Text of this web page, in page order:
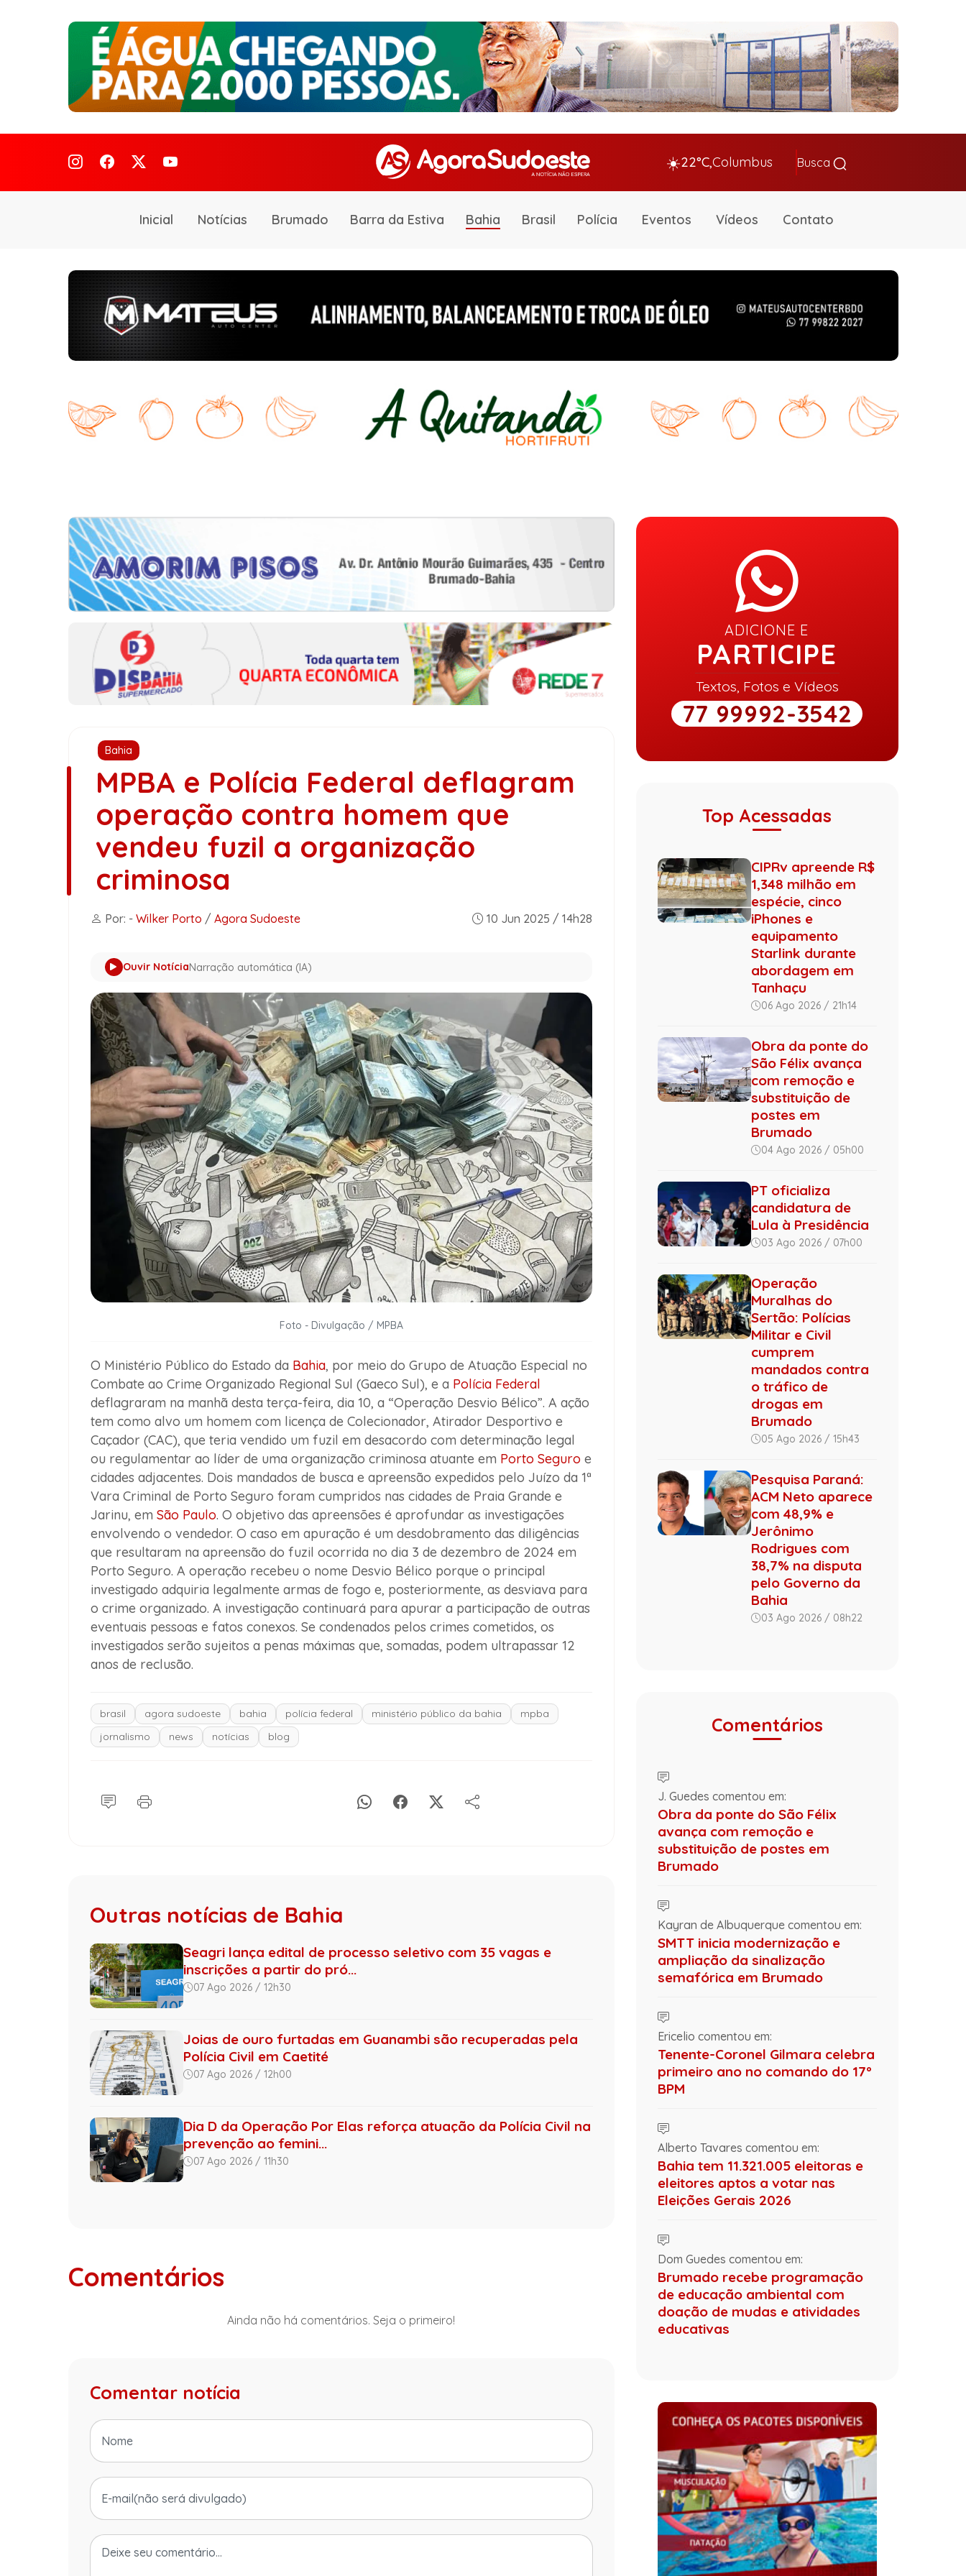
☀️22°C,Columbus Busca
Inicial Notícias Brumado Barra da Estiva Bahia Brasil Polícia Eventos Vídeos Contato
Bahia
MPBA e Polícia Federal deflagram
operação contra homem que
vendeu fuzil a organização
criminosa
Por: - Wilker Porto / Agora Sudoeste 10 Jun 2025 / 14h28
Ouvir NotíciaNarração automática (IA)
Foto - Divulgação / MPBA
O Ministério Público do Estado da Bahia, por meio do Grupo de Atuação Especial no
Combate ao Crime Organizado Regional Sul (Gaeco Sul), e a Polícia Federal
deflagraram na manhã desta terça-feira, dia 10, a “Operação Desvio Bélico”. A ação
tem como alvo um homem com licença de Colecionador, Atirador Desportivo e
Caçador (CAC), que teria vendido um fuzil em desacordo com determinação legal
ou regulamentar ao líder de uma organização criminosa atuante em Porto Seguro e
cidades adjacentes. Dois mandados de busca e apreensão expedidos pelo Juízo da 1ª
Vara Criminal de Porto Seguro foram cumpridos nas cidades de Praia Grande e
Jarinu, em São Paulo. O objetivo das apreensões é aprofundar as investigações
envolvendo o vendedor. O caso em apuração é um desdobramento das diligências
que resultaram na apreensão do fuzil ocorrida no dia 3 de dezembro de 2024 em
Porto Seguro. A operação recebeu o nome Desvio Bélico porque o principal
investigado adquiria legalmente armas de fogo e, posteriormente, as desviava para
o crime organizado. A investigação continuará para apurar a participação de outras
eventuais pessoas e fatos conexos. Se condenados pelos crimes cometidos, os
investigados serão sujeitos a penas máximas que, somadas, podem ultrapassar 12
anos de reclusão.
brasil agora sudoeste bahia polícia federal ministério público da bahia
mpba
jornalismo
news notícias blog
Outras notícias de Bahia
Seagri lança edital de processo seletivo com 35 vagas e
inscrições a partir do pró...
07 Ago 2026 / 12h30
Joias de ouro furtadas em Guanambi são recuperadas pela
Polícia Civil em Caetité
07 Ago 2026 / 12h00
Dia D da Operação Por Elas reforça atuação da Polícia Civil na
prevenção ao femini...
07 Ago 2026 / 11h30
Comentários
Ainda não há comentários. Seja o primeiro!
Comentar notícia
ADICIONE E
PARTICIPE
Textos, Fotos e Vídeos
77 99992-3542
Top Acessadas
CIPRv apreende R$
1,348 milhão em
espécie, cinco
iPhones e
equipamento
Starlink durante
abordagem em
Tanhaçu
06 Ago 2026 / 21h14
Obra da ponte do
São Félix avança
com remoção e
substituição de
postes em
Brumado
04 Ago 2026 / 05h00
PT oficializa
candidatura de
Lula à Presidência
03 Ago 2026 / 07h00
Operação
Muralhas do
Sertão: Polícias
Militar e Civil
cumprem
mandados contra
o tráfico de
drogas em
Brumado
05 Ago 2026 / 15h43
Pesquisa Paraná:
ACM Neto aparece
com 48,9% e
Jerônimo
Rodrigues com
38,7% na disputa
pelo Governo da
Bahia
03 Ago 2026 / 08h22
Comentários
J. Guedes comentou em:
Obra da ponte do São Félix
avança com remoção e
substituição de postes em
Brumado
Kayran de Albuquerque comentou em:
SMTT inicia modernização e
ampliação da sinalização
semafórica em Brumado
Ericelio comentou em:
Tenente-Coronel Gilmara celebra
primeiro ano no comando do 17º
BPM
Alberto Tavares comentou em:
Bahia tem 11.321.005 eleitoras e
eleitores aptos a votar nas
Eleições Gerais 2026
Dom Guedes comentou em:
Brumado recebe programação
de educação ambiental com
doação de mudas e atividades
educativas